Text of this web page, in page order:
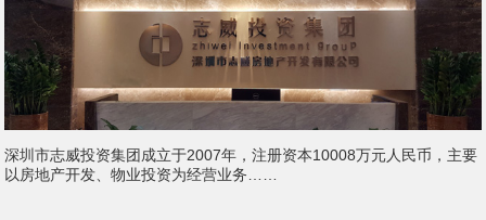
深圳市志威投资集团成立于2007年，注册资本10008万元人民币，主要
以房地产开发、物业投资为经营业务……